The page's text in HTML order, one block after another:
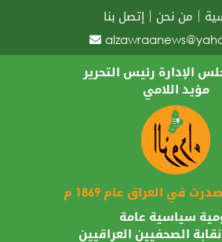
من نحن
إتصل بنا
الإدارة رئيس التحرير
مؤيد اللامي
في العراق عام 1869 م
سياسية عامة
الصحفيين العراقيين